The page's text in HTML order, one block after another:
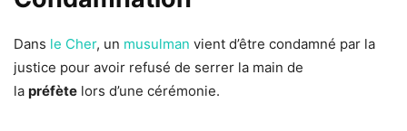
Dans le Cher, un musulman vient d’être condamné par la
justice pour avoir refusé de serrer la main de
la préfète lors d’une cérémonie.